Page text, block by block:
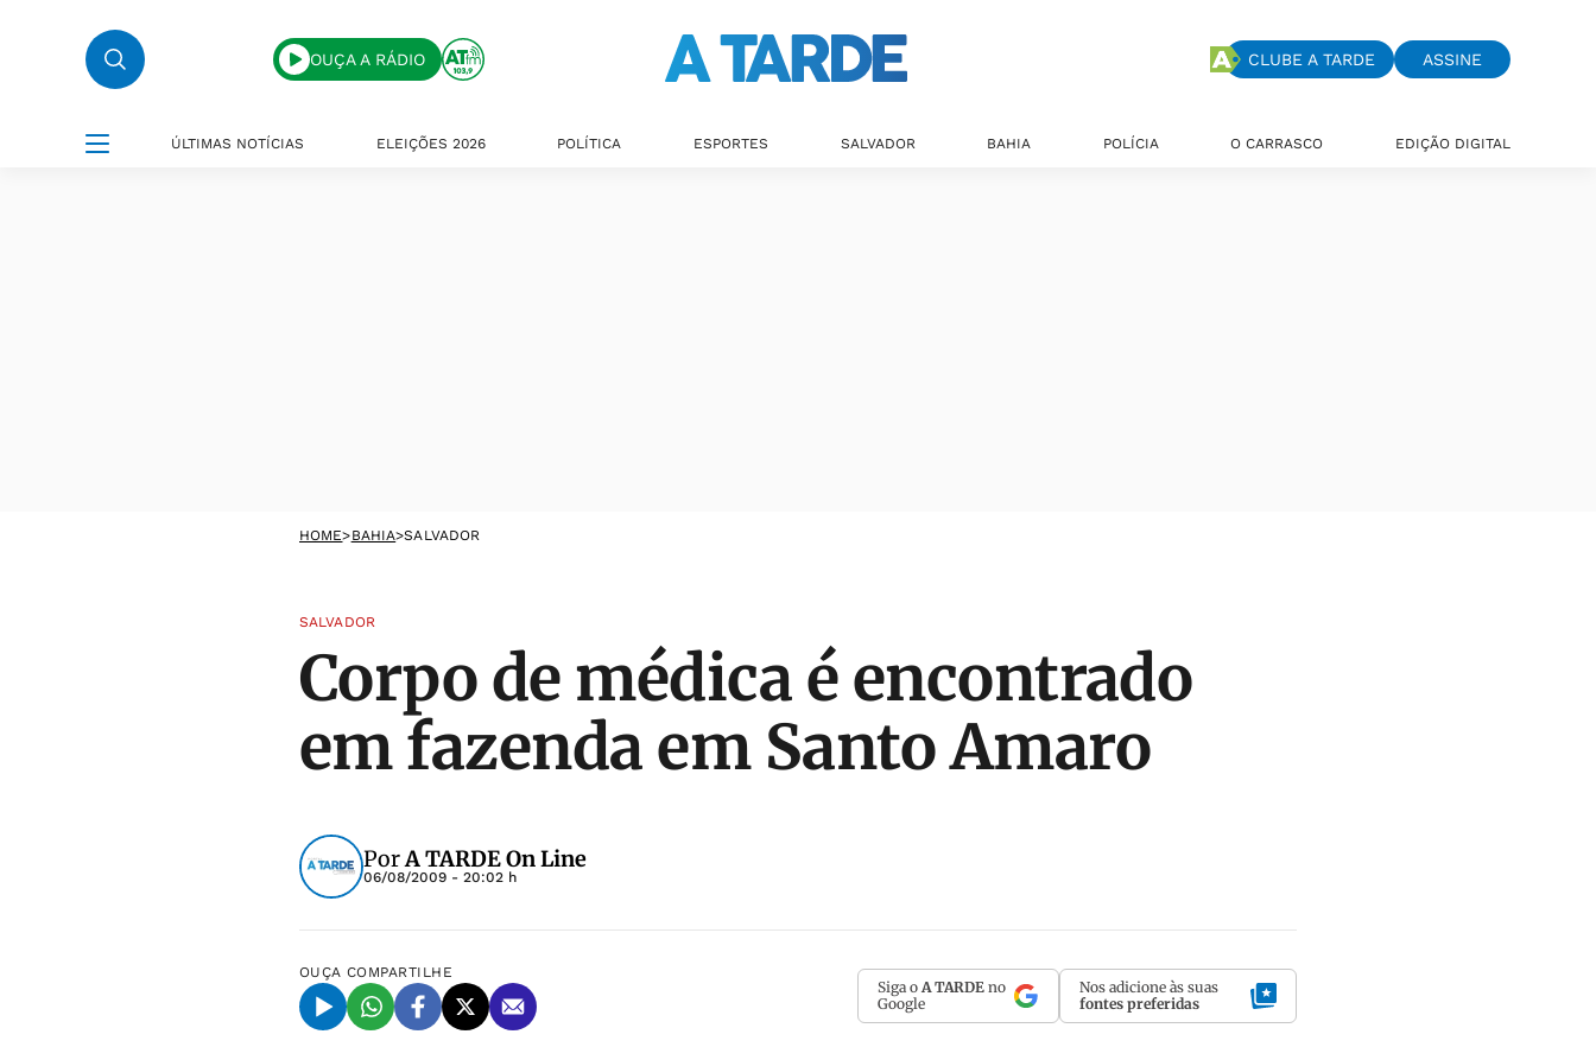
OUÇA A RÁDIO CLUBE A TARDE ASSINE
ÚLTIMAS NOTÍCIAS ELEIÇÕES 2026 POLÍTICA ESPORTES SALVADOR BAHIA POLÍCIA O CARRASCO EDIÇÃO DIGITAL
HOME>BAHIA>SALVADOR
SALVADOR
Corpo de médica é encontrado
em fazenda em Santo Amaro
PorA TARDE On Line
06/08/2009 - 20:02 h
OUÇA COMPARTILHE
Siga o A TARDE no
Google
Nos adicione às suas
fontes preferidas